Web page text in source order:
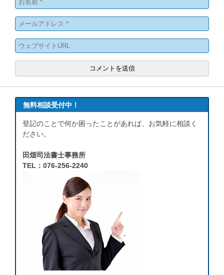
無料相談受付中！
登記のことで何か困ったことがあれば、お気軽に相談く
ださい。
田畑司法書士事務所
TEL：076-256-2240